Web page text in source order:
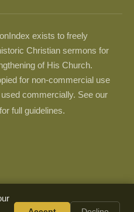
exists to freely
Christian sermons for
of His Church.
for non-commercial use
commercially. See our
full guidelines.